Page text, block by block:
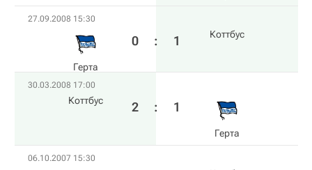
27.09.2008 15:30
Герта
0 : 1 Коттбус
30.03.2008 17:00
Коттбус 2 : 1
Герта
06.10.2007 15:30